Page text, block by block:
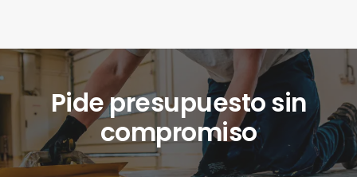
Pide presupuesto sin
compromiso